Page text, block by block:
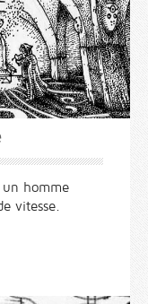
homme
vitesse.